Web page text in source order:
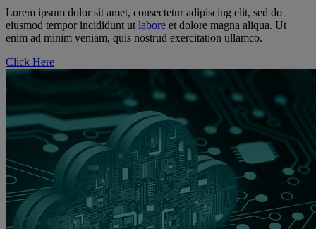
Lorem ipsum dolor sit amet, consectetur adipiscing elit, sed do
eiusmod tempor incididunt ut labore et dolore magna aliqua. Ut
enim ad minim veniam, quis nostrud exercitation ullamco.
Click Here